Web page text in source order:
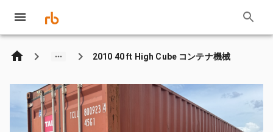
2010 40 ft High Cube コンテナ機械